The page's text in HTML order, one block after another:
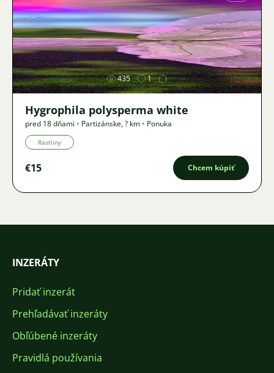
Obrázok
435 1
Hygrophila polysperma white
pred 18 dňami • Partizánske,? km • Ponuka
Rastliny
€15 Chcem kúpiť
INZERÁTY
Pridať inzerát
Prehľadávať inzeráty
Obľúbené inzeráty
Pravidlá používania